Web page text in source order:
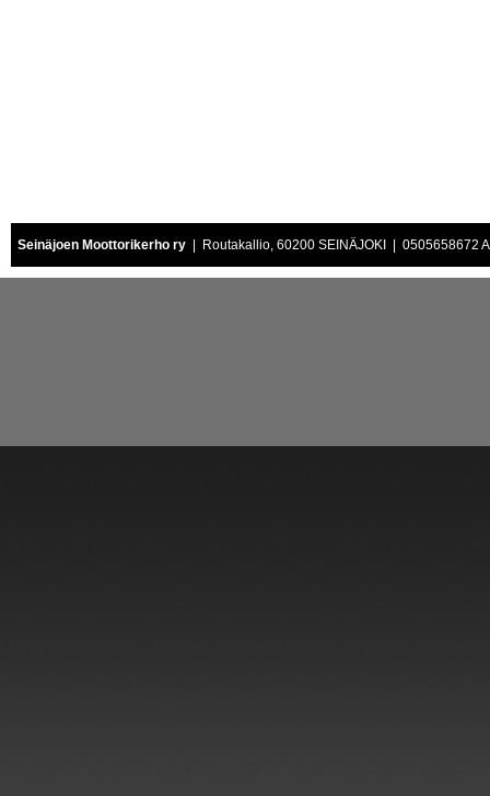
Seinäjoen Moottorikerho ry | Routakallio, 60200 SEINÄJOKI | 0505658672